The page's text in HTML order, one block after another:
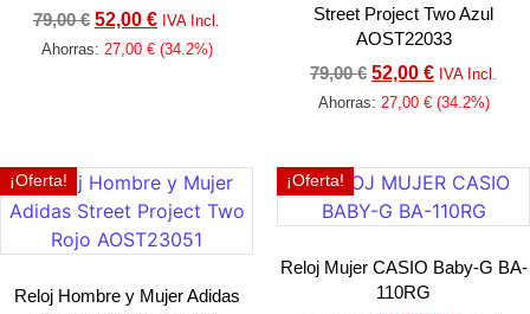
79,00€ 52,00 € IVA Incl.
Ahorras: 27,00 € (34.2%)
Street Project Two Azul
AOST22033
79,00€ 52,00 € IVA Incl.
Ahorras: 27,00 € (34.2%)
¡Oferta!
Reloj Hombre y Mujer Adidas
¡Oferta!
Reloj Mujer CASIO Baby-G BA-
110RG